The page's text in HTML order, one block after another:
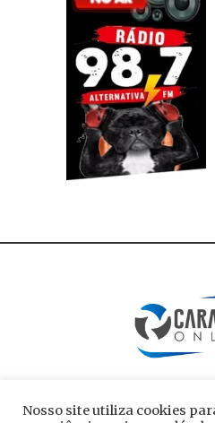
Nosso site utiliza cookies